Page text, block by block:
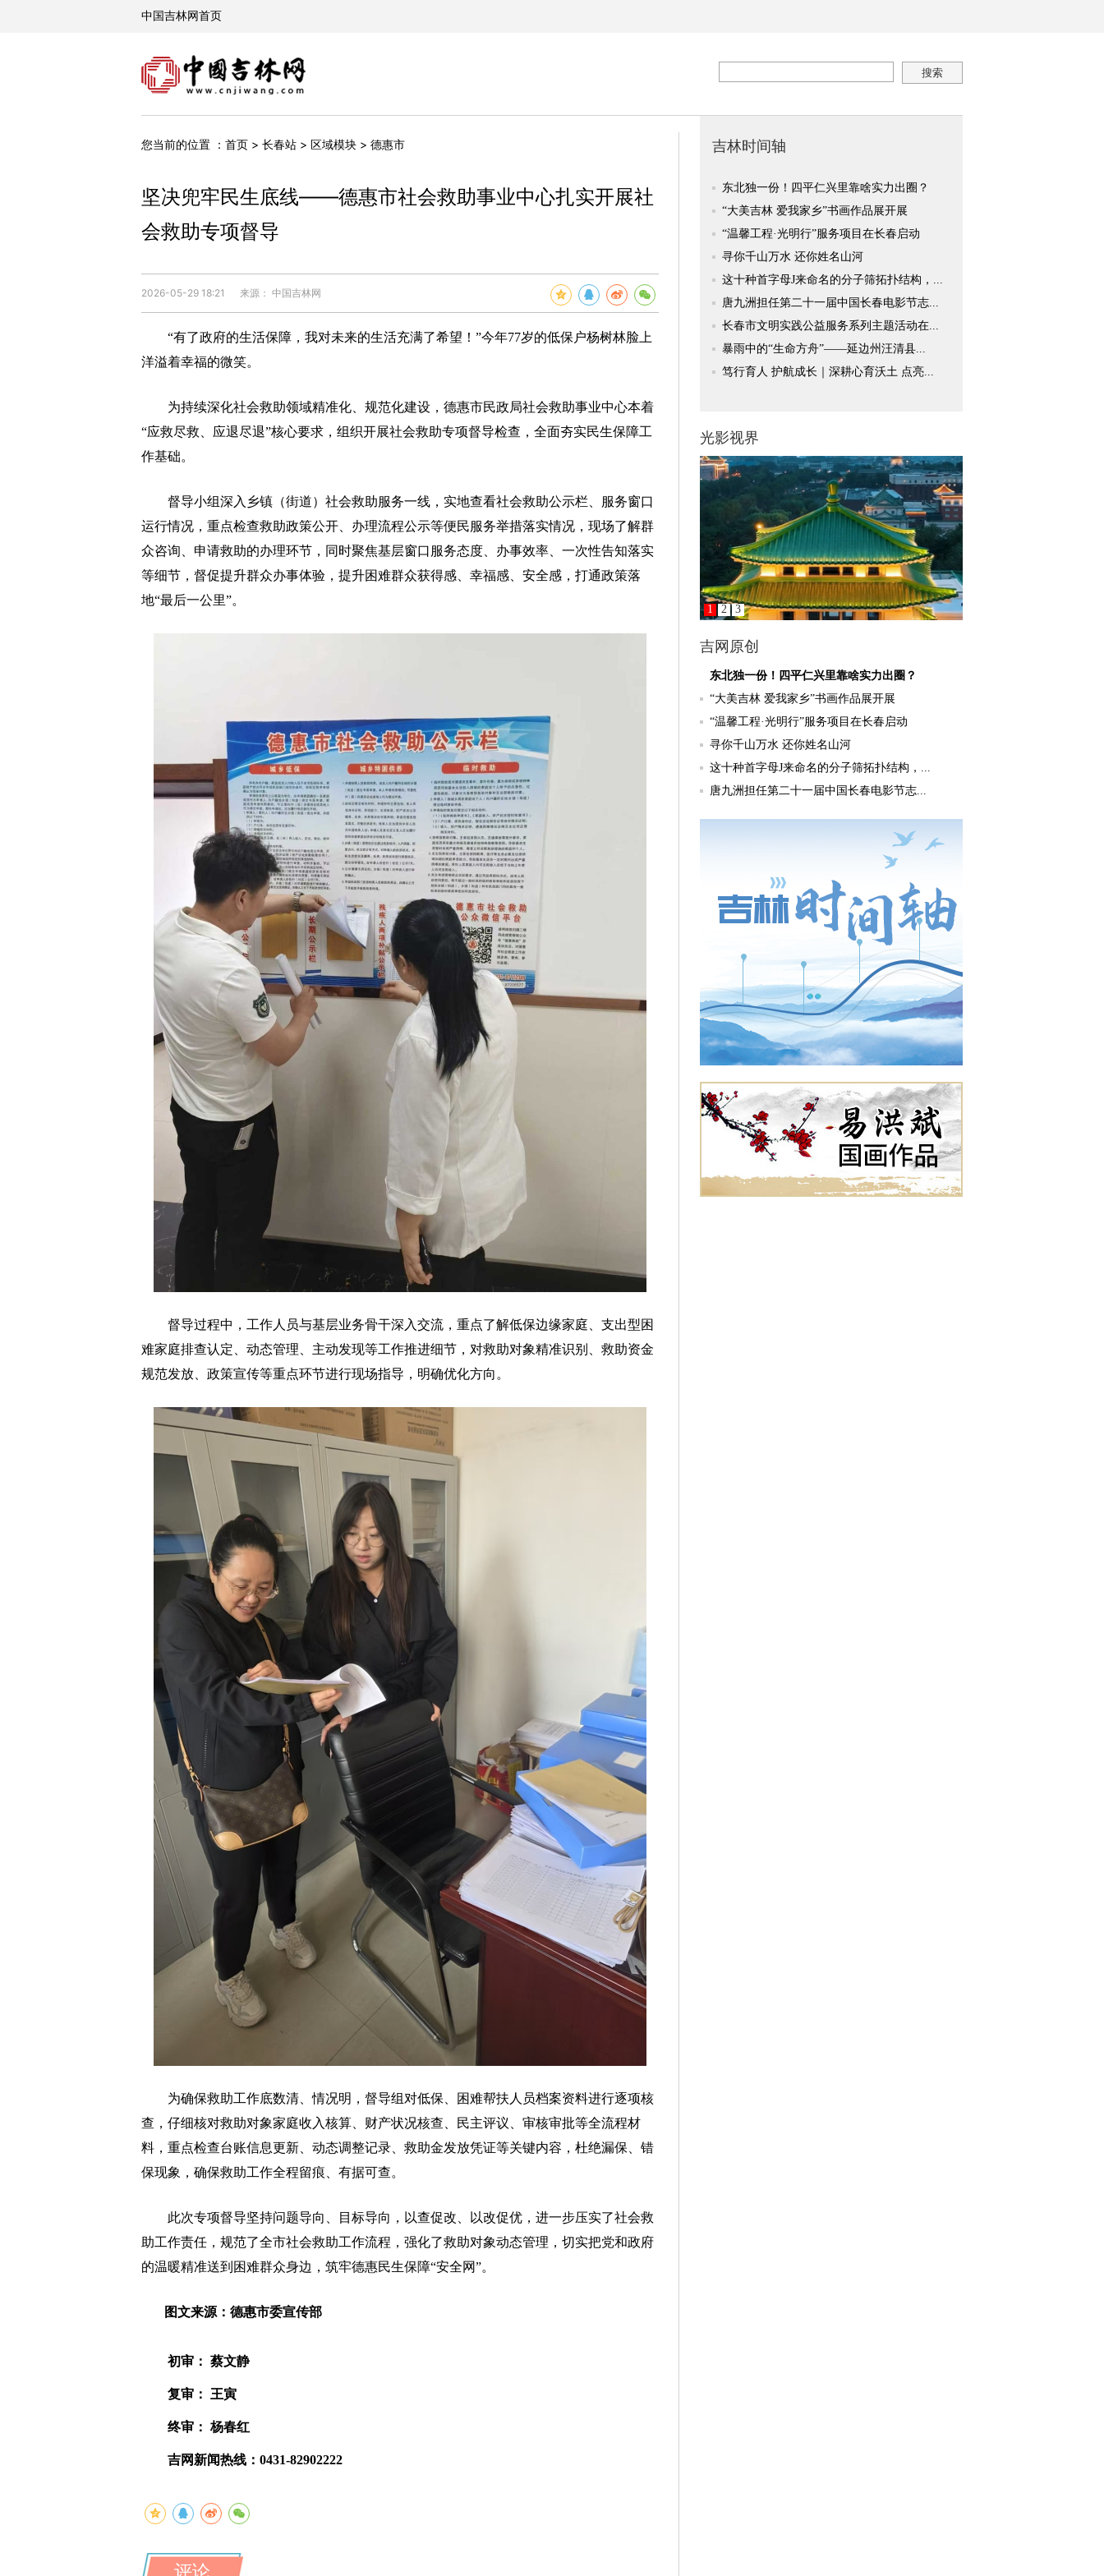
您当前的位置 ： 首页 > 长春站 > 区域模块 > 德惠市
坚决兜牢民生底线——德惠市社会救助事业中心扎实开展社
会救助专项督导
2026-05-29 18:21 来源： 中国吉林网
“有了政府的生活保障，我对未来的生活充满了希望！”今年77岁的低保户杨树林脸上
洋溢着幸福的微笑。
为持续深化社会救助领域精准化、规范化建设，德惠市民政局社会救助事业中心本着
“应救尽救、应退尽退”核心要求，组织开展社会救助专项督导检查，全面夯实民生保障工
作基础。
督导小组深入乡镇（街道）社会救助服务一线，实地查看社会救助公示栏、服务窗口
运行情况，重点检查救助政策公开、办理流程公示等便民服务举措落实情况，现场了解群
众咨询、申请救助的办理环节，同时聚焦基层窗口服务态度、办事效率、一次性告知落实
等细节，督促提升群众办事体验，提升困难群众获得感、幸福感、安全感，打通政策落
地“最后一公里”。
督导过程中，工作人员与基层业务骨干深入交流，重点了解低保边缘家庭、支出型困
难家庭排查认定、动态管理、主动发现等工作推进细节，对救助对象精准识别、救助资金
规范发放、政策宣传等重点环节进行现场指导，明确优化方向。
为确保救助工作底数清、情况明，督导组对低保、困难帮扶人员档案资料进行逐项核
查，仔细核对救助对象家庭收入核算、财产状况核查、民主评议、审核审批等全流程材
料，重点检查台账信息更新、动态调整记录、救助金发放凭证等关键内容，杜绝漏保、错
保现象，确保救助工作全程留痕、有据可查。
此次专项督导坚持问题导向、目标导向，以查促改、以改促优，进一步压实了社会救
助工作责任，规范了全市社会救助工作流程，强化了救助对象动态管理，切实把党和政府
的温暖精准送到困难群众身边，筑牢德惠民生保障“安全网”。
图文来源：德惠市委宣传部
初审： 蔡文静
复审： 王寅
终审： 杨春红
吉网新闻热线：0431-82902222
评论